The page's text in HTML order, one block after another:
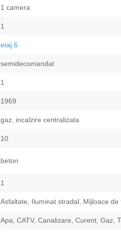
1 camera
1
etaj 6
semidecomandat
1
1969
gaz, incalzire centralizata
10
beton
1
Asfaltate, Iluminat stradal, Mijloace
Apa, CATV, Canalizare, Curent, Gaz,